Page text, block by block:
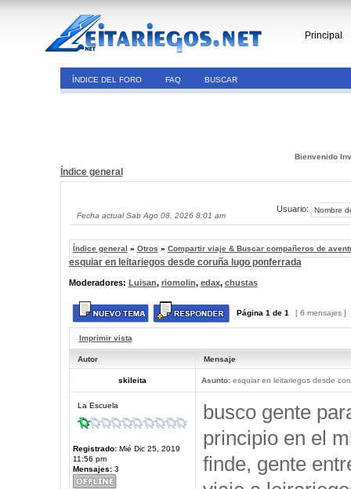
Principal
ÍNDICE DEL FORO FAQ BUSCAR
Bienvenido
Índice general
Fecha actual Sab Ago 08, 2026 8:01 am
Usuario:
Índice general » Otros » Compartir viaje & Buscar compañeros de
esquiar en leitariegos desde coruña lugo ponferrada
Moderadores: Luisan, riomolin, edax, chustas
Página 1 de 1 [ 6 mensajes ]
Imprimir vista
Autor Mensaje
skileita Asunto:esquiar en leitariegos desde
La Escuela
Registrado:Mié Dic 25, 2019
11:56 pm
Mensajes:3
busco gente
principio en el
finde, gente